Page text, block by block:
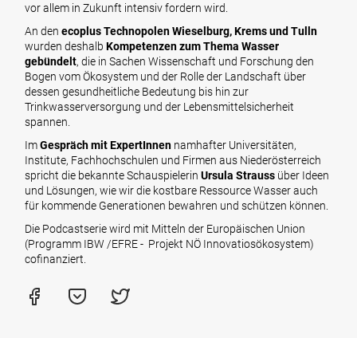
vor allem in Zukunft intensiv fordern wird.
An denecoplus Technopolen Wieselburg, Krems und Tulln
wurden deshalbKompetenzen zum Thema Wasser
gebündelt, die in Sachen Wissenschaft und Forschung den
Bogen vom Ökosystem und der Rolle der Landschaft über
dessen gesundheitliche Bedeutung bis hin zur
Trinkwasserversorgung und der Lebensmittelsicherheit
spannen.
ImGespräch mit ExpertInnen namhafter Universitäten,
Institute, Fachhochschulen und Firmen aus Niederösterreich
spricht die bekannte SchauspielerinUrsula Strauss über Ideen
und Lösungen, wie wir die kostbare Ressource Wasser auch
für kommende Generationen bewahren und schützen können.
Die Podcastserie wird mit Mitteln der Europäischen Union
(Programm IBW /EFRE - Projekt NÖ Innovatiosökosystem)
cofinanziert.